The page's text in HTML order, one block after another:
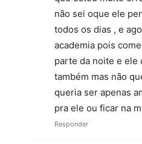
não sei oque ele
todos os dias , e
academia pois
parte da noite e ele
também mas não
queria ser apenas
pra ele ou ficar na
Responder